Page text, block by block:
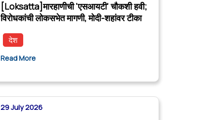
[Loksatta]मारहाणीची 'एसआयटी' चौकशी हवी;
विरोधकांची लोकसभेत मागणी, मोदी-शहांवर टीका
देश
Read More
29 July 2026